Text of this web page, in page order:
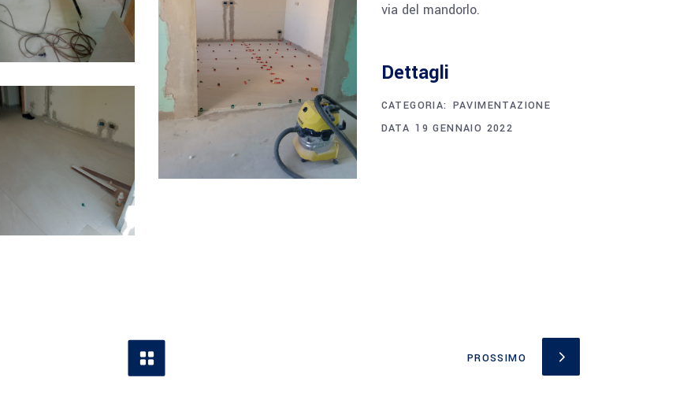
via del mandorlo.
Dettagli
CATEGORIA: PAVIMENTAZIONE
DATA 19 GENNAIO 2022
PROSSIMO